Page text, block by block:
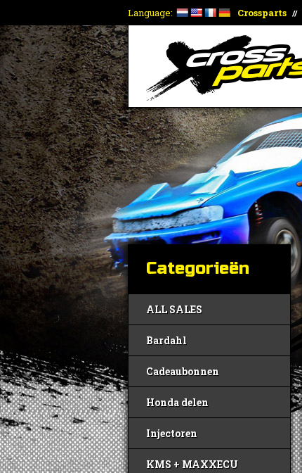
Language: Crossparts //
Categorieën
ALL SALES
Bardahl
Cadeaubonnen
Honda delen
Injectoren
KMS + MAXXECU